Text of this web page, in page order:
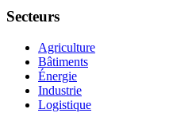
Secteurs
Agriculture
Bâtiments
Énergie
Industrie
Logistique